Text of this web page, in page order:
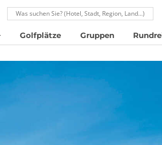
ANRUFEN: 00496024677910
Golfplätze Gruppen